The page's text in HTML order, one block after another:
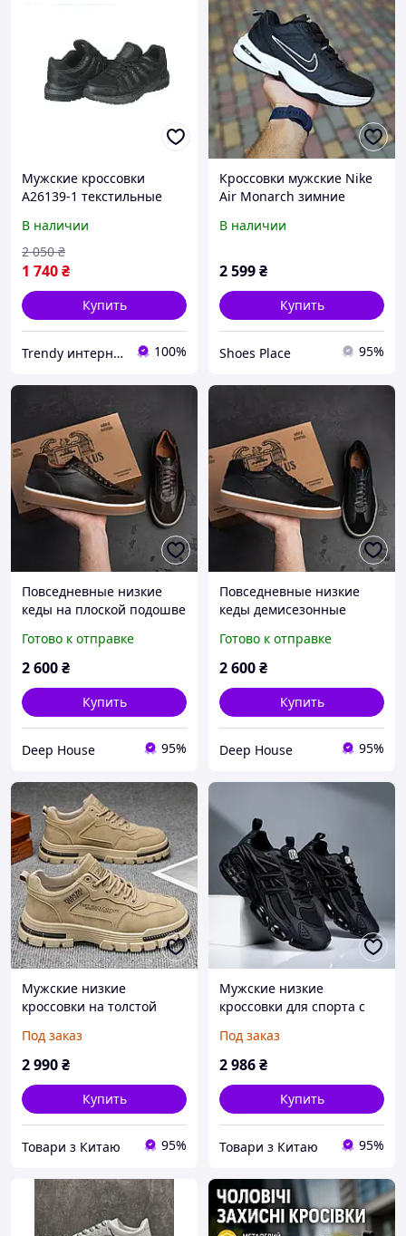
Мужские кроссовки
A26139-1 текстильные
демисезонные для
прогулок черные
Navigator
В наличии
1 740₴
2 050 ₴
Купить
Trendy интернет-магазин 100%
Кроссовки мужские Nike
Air Monarch зимние
подошве низкие кожа
монарх
В наличии
2 599₴
Купить
Shoes Place 95%
Повседневные низкие
кеды на плоской подошве
кожаные кроссовки на
весну осень
Готово к отправке
2 600₴
Купить
Deep House 95%
Повседневные низкие
кеды демисезонные
мужские кожаные
кроссовки на весну осень
Готово к отправке
2 600₴
Купить
Deep House 95%
Мужские низкие
кроссовки на толстой
улицы, традиционных
мероприятий, модные,
и
Под заказ
2 990₴
Купить
Товари з Китаю 95%
Мужские низкие
кроссовки для спорта с
подошвой и круглым
носком - повседневные
подходящие
Под заказ
2 986₴
Купить
Товари з Китаю 95%